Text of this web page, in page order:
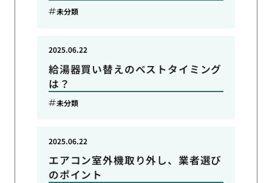
未分類
給湯器買い替えのベストタイミング
は？
2025.06.22
未分類
エアコン室外機取り外し、業者選び
のポイント
2025.06.22